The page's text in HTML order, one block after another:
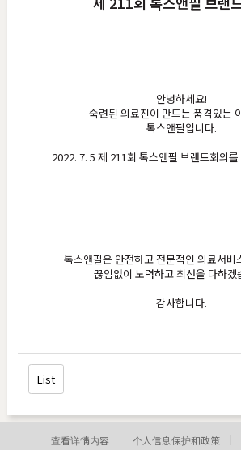
안녕하세요!
숙련된 의료진이 만드는 품격있는
톡스앤필입니다.
2022. 7. 5 제 211회 톡스앤필 브랜드회의
톡스앤필은 안전하고 전문적인 의료서비
끊임없이 노력하고 최선을 다하겠
감사합니다.
List
查看详情内容 个人信息保护和政策